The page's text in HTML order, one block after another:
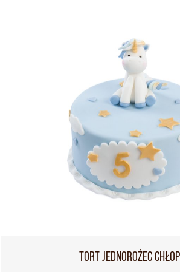
TORT JEDNOROŻEC